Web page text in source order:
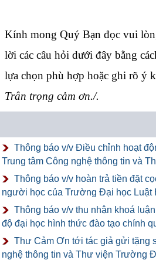
Kính mong Quý Bạn đọc vui
lời các câu hỏi dưới đây bằng
lựa chọn phù hợp hoặc ghi rõ ý
Trân trọng cảm ơn./.
Thông báo v/v Điều chỉnh hoạt
Trung tâm Công nghệ thông tin và
Thông báo v/v hoàn trả tiền đặt
người học của Trường Đại học Luật
Thông báo v/v thu nhận khoá
độ đại học hình thức đào tạo chính
Thư Cảm Ơn tới tác giả gửi tặng
nghệ thông tin và Thư viện Trường